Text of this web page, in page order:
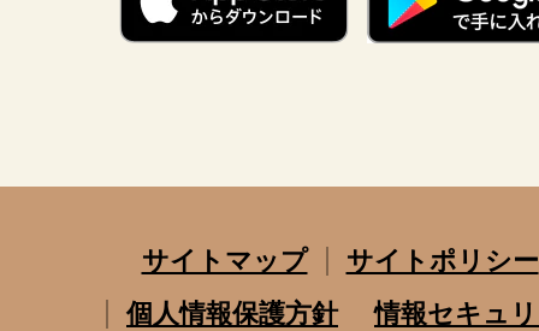
サイトマップ
サイトポリシー
個人情報保護方針
情報セキュ